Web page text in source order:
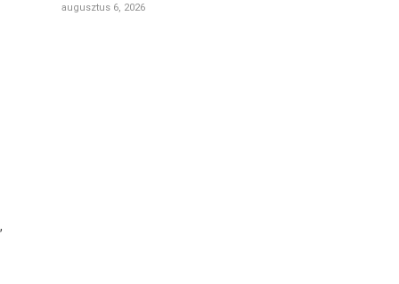
augusztus 6, 2026